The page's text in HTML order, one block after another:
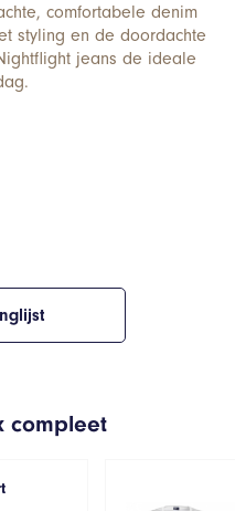
comfortabele denim
styling en de doordachte
jeans de ideale
compleet